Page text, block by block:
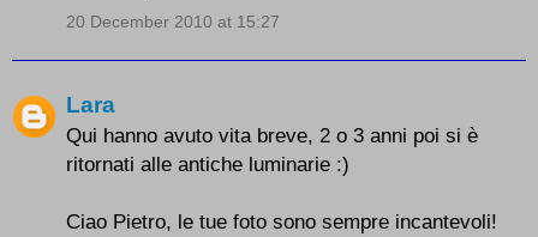
20 December 2010 at 15:27
Lara
Qui hanno avuto vita breve, 2 o 3 anni poi si è
ritornati alle antiche luminarie :)
Ciao Pietro, le tue foto sono sempre incantevoli!